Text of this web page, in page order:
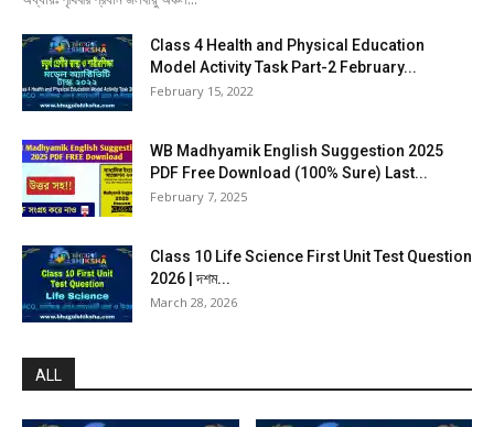
Class 4 Health and Physical Education
Model Activity Task Part-2 February...
February 15, 2022
WB Madhyamik English Suggestion 2025
PDF Free Download (100% Sure) Last...
February 7, 2025
Class 10 Life Science First Unit Test Question
2026 | দশম...
March 28, 2026
ALL